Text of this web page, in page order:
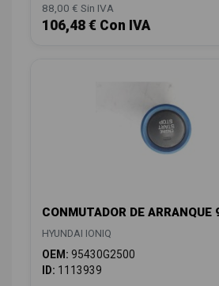
88,00 € Sin IVA
106,48 € Con IVA
CONMUTADOR DE
HYUNDAI IONIQ
OEM: 95430G2500
ID: 1113939